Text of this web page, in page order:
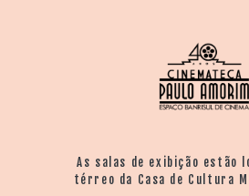
As salas de exibição estão
térreo da Casa de Cultura